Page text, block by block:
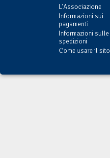
L'Associazione
Informazioni sui
pagamenti
Informazioni sulle
spedizioni
Come usare il sito